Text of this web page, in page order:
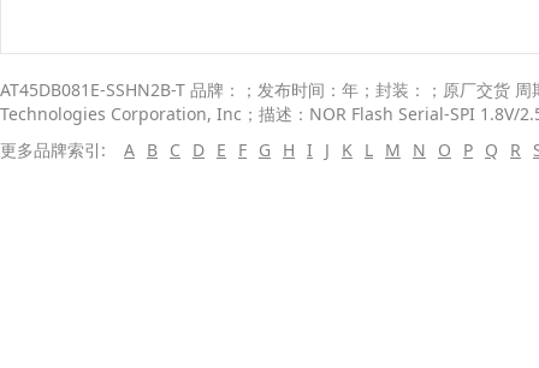
AT45DB081E-SSHN2B-T 品牌：；发布时间：年；封装：；原厂交货
Technologies Corporation, Inc；描述：NOR Flash Serial-SPI 1.8V/
更多品牌索引:
A B C D E F G H I J K L M N O P Q R